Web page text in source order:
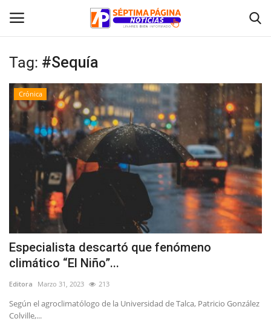
Inicio
Crónica
Policial
Tribunales
Deporte
Política
Espectáculos
Tag: #Sequía
Crónica
Especialista descartó que fenómeno
climático “El Niño”...
Editora Marzo 31, 2023 213
Según el agroclimatólogo de la Universidad de Talca, Patricio González
Colville,...